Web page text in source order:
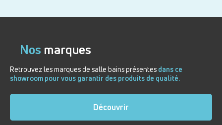
Nos marques
Retrouvez les marques de salle bains présentes dans ce
showroom pour vous garantir des produits de qualité.
Découvrir